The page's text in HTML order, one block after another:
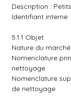
Description :
Identifiant interne
5.1.1 Objet
Nature du
Nomenclature
nettoyage
Nomenclature
de nettoyage